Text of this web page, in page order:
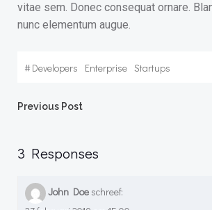
vitae sem. Donec consequat ornare.
nunc elementum augue.
#Developers Enterprise Startups
Previous Post
3 Responses
John Doe schreef: